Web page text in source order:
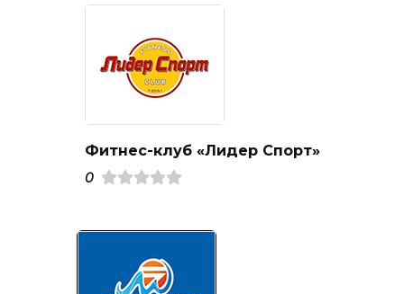
Фитнес-клуб «Лидер Спорт»
0